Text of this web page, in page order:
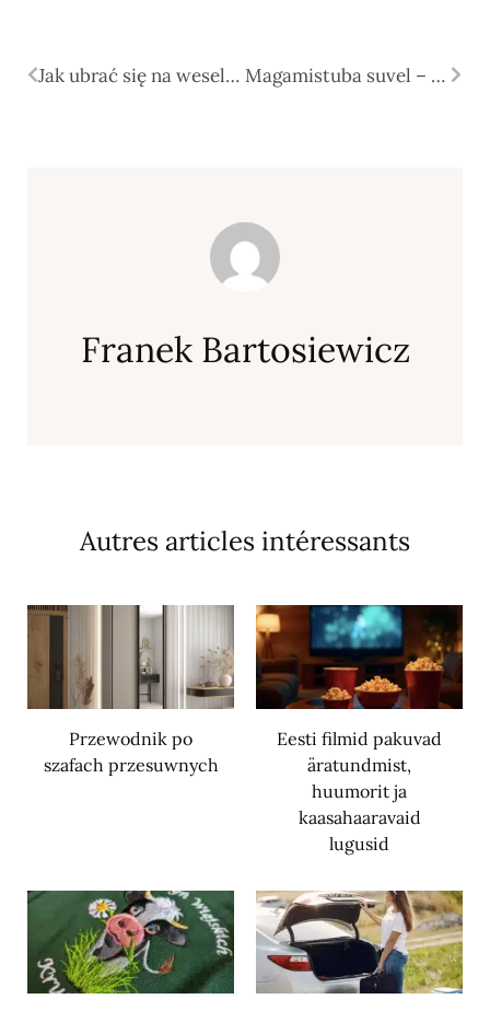
Jak ubrać się na wesele? Praktyczny poradnik dla gości Magamistuba suvel – kuidas see sisustada nii, et kuumadel öödel hästi magada saaks?
Franek Bartosiewicz
Autres articles intéressants
Przewodnik po
szafach przesuwnych
Eesti filmid pakuvad
äratundmist,
huumorit ja
kaasahaaravaid
lugusid